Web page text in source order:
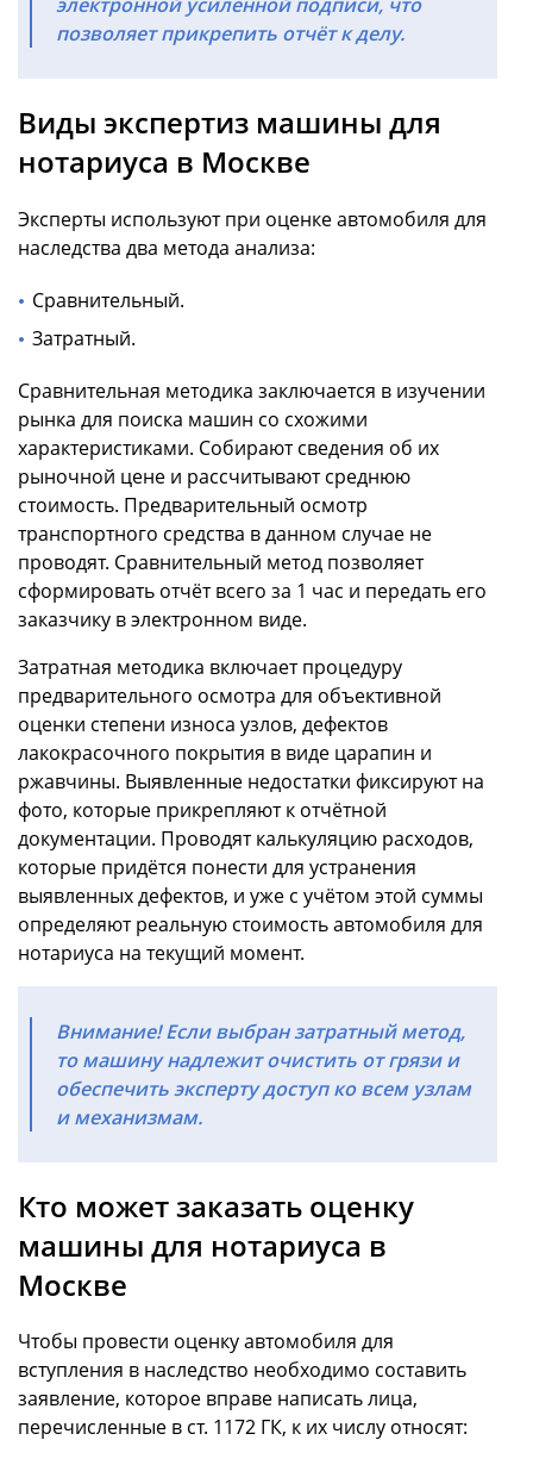
позволяет прикрепить отчёт к делу.
Виды экспертиз машины для
нотариуса в Москве
Эксперты используют при оценке автомобиля для
наследства два метода анализа:
Сравнительный.
Затратный.
Сравнительная методика заключается в изучении
рынка для поиска машин со схожими
характеристиками. Собирают сведения об их
рыночной цене и рассчитывают среднюю
стоимость. Предварительный осмотр
транспортного средства в данном случае не
проводят. Сравнительный метод позволяет
сформировать отчёт всего за 1 час и передать его
заказчику в электронном виде.
Затратная методика включает процедуру
предварительного осмотра для объективной
оценки степени износа узлов, дефектов
лакокрасочного покрытия в виде царапин и
ржавчины. Выявленные недостатки фиксируют на
фото, которые прикрепляют к отчётной
документации. Проводят калькуляцию расходов,
которые придётся понести для устранения
выявленных дефектов, и уже с учётом этой суммы
определяют реальную стоимость автомобиля для
нотариуса на текущий момент.
Внимание! Если выбран затратный метод,
то машину надлежит очистить от грязи и
обеспечить эксперту доступ ко всем узлам
и механизмам.
Кто может заказать оценку
машины для нотариуса в
Москве
Чтобы провести оценку автомобиля для
вступления в наследство необходимо составить
заявление, которое вправе написать лица,
перечисленные в ст. 1172 ГК, к их числу относят: